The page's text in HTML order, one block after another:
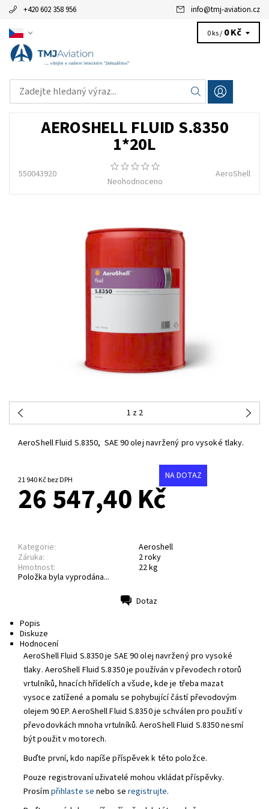
+420 602 358 956 info@tmj-aviation.cz
0 ks / 0 Kč
AEROSHELL FLUID S.8350
1*20L
550043920
Neohodnoceno
AeroShell
1 z 2
AeroShell Fluid S.8350, SAE 90 olej navržený pro vysoké tlaky.
21 940 Kč bez DPH NA DOTAZ
26 547,40 Kč
Kategorie:
Aeroshell
Záruka:
2 roky
Hmotnost:
22 kg
Položka byla vyprodána...
Dotaz
Popis
Diskuze
Hodnocení
AeroShell Fluid S.8350 je SAE 90 olej navržený pro vysoké
tlaky. AeroShell Fluid S.8350 je používán v převodech rotorů
vrtulníků, hnacích hřídelích a všude, kde je třeba mazat
vysoce zatížené a pomalu se pohybující částí převodovým
olejem 90 EP. AeroShell Fluid S.8350 je schválen pro použití v
převodovkách mnoha vrtulníků. AeroShell Fluid S.8350 nesmí
být použit v motorech.
Buďte první, kdo napíše příspěvek k této položce.
Pouze registrovaní uživatelé mohou vkládat příspěvky.
Prosím přihlaste se nebo se registrujte.